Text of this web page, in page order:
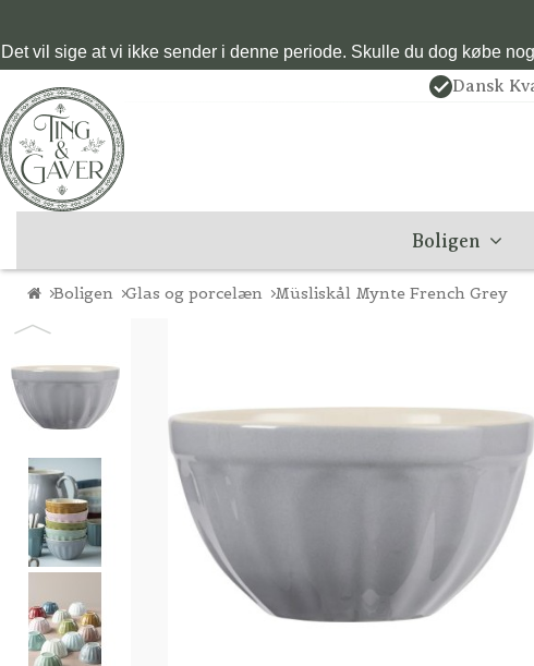
Det vil sige at vi ikke sender i denne periode. Skulle du dog købe
Dansk
Boligen
Boligen Glas og porcelæn Müsliskål Mynte French Grey